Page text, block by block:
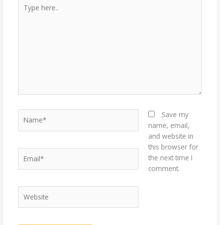
here..
Save my
name, email,
and website in
this browser for
the next time I
comment.